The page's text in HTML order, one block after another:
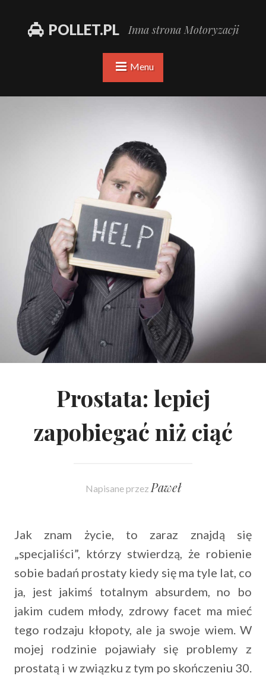
POLLET.PL Inna strona Motoryzacji
Menu
Prostata: lepiej
zapobiegać niż ciąć
Napisane przezPaweł
Jak znam życie, to zaraz znajdą się
„specjaliści”, którzy stwierdzą, że robienie
sobie badań prostaty kiedy się ma tyle lat, co
ja, jest jakimś totalnym absurdem, no bo
jakim cudem młody, zdrowy facet ma mieć
tego rodzaju kłopoty, ale ja swoje wiem. W
mojej rodzinie pojawiały się problemy z
prostatą i w związku z tym po skończeniu 30.